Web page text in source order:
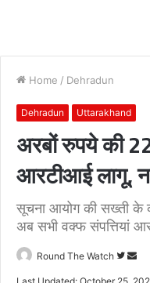
Home / Dehradun
Dehradun Uttarakhand
अरबों रुपये की
आरटीआई लागू,
सूचना आयोग की सख्ती के
अब सभी वक्फ संपत्तियां
Round The Watch